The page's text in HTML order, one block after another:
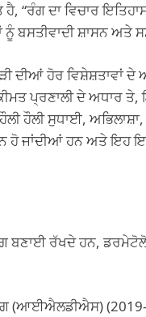
“ਰੰਗ ਦਾ ਵਿਚਾਰ
ਬਸਤੀਵਾਦੀ ਸ਼ਾਸਨ ਅਤੇ
ਦੀਆਂ ਹੋਰ ਵਿਸ਼ੇਸ਼ਤਾਵਾਂ ਦੇ
ਪ੍ਰਣਾਲੀ ਦੇ ਅਧਾਰ
ਹੌਲੀ ਸੁਧਾਈ,
ਲੀਨ ਹੋ ਜਾਂਦੀਆਂ ਹਨ ਅਤੇ
ਬਣਾਈ ਰੱਖਦੇ ਹਨ,
(ਆਈਐਲਡੀਐਸ) (2019-